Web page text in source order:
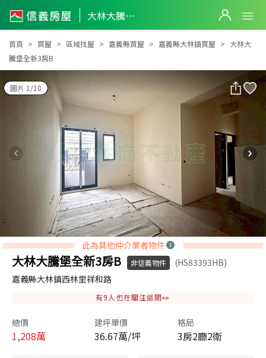
大林大騰堡全新3房B
大林大騰堡全新3房B
首頁 買屋 區域找屋 嘉義縣買屋 嘉義縣大林鎮買屋
大林大
騰堡全新3房B
圖片 1/10
此為其他仲介業者物件
大林大騰堡全新3房B 非信義物件
(HS83393HB)
嘉義縣大林鎮西林里祥和路
有9 人也在關注這間👀
總價
1,208萬
建坪單價
36.67萬/坪
格局
3房2廳2衛